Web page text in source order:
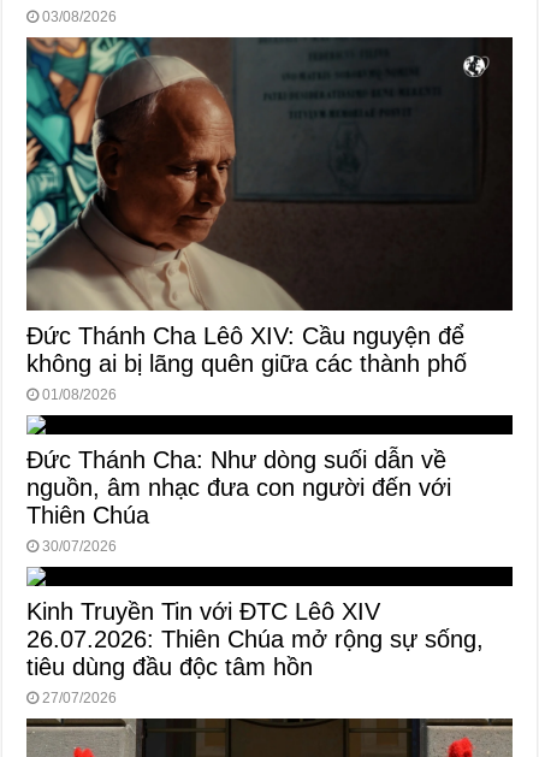
03/08/2026
Đức Thánh Cha Lêô XIV: Cầu nguyện để
không ai bị lãng quên giữa các thành phố
01/08/2026
Đức Thánh Cha: Như dòng suối dẫn về
nguồn, âm nhạc đưa con người đến với
Thiên Chúa
30/07/2026
Kinh Truyền Tin với ĐTC Lêô XIV
26.07.2026: Thiên Chúa mở rộng sự sống,
tiêu dùng đầu độc tâm hồn
27/07/2026